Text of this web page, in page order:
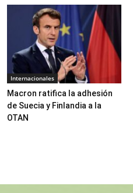
Internacionales
Macron ratifica la adhesión
de Suecia y Finlandia a la
OTAN